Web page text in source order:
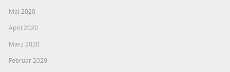
Mai 2020
April 2020
März 2020
Februar 2020